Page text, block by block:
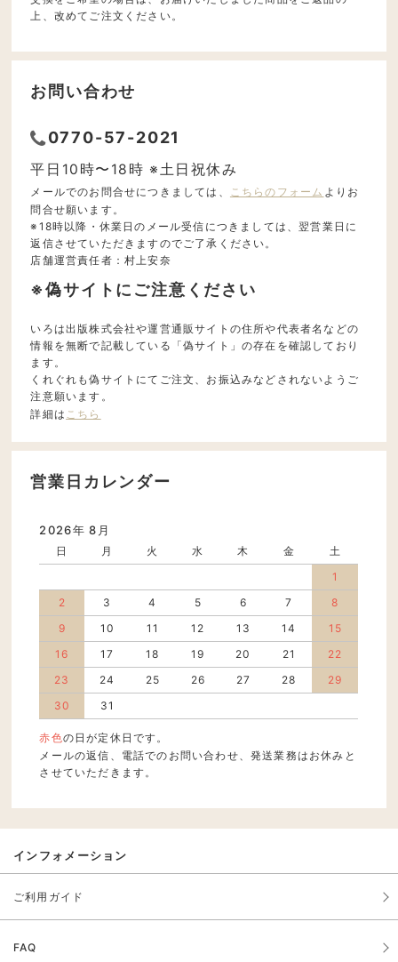
上、改めてご注文ください。
お問い合わせ
0770-57-2021
平日10時〜18時 ※土日祝休み
メールでのお問合せにつきましては、 こちらのフォーム よりお
問合せ願います。
※18時以降・休業日のメール受信につきましては、翌営業日に
返信させていただきますのでご了承ください。
店舗運営責任者：村上安奈
※偽サイトにご注意ください
いろは出版株式会社や運営通販サイトの住所や代表者名などの
情報を無断で記載している「偽サイト」の存在を確認しており
ます。
くれぐれも偽サイトにてご注文、お振込みなどされないようご
注意願います。
詳細は こちら
営業日カレンダー
2026年 8月
日 月 火 水 木 金
土
1
2
3 4 5 6 7
8
9
10 11 12 13 14
15
16
17 18 19 20 21
22
23
24 25 26 27 28
29
30
31
赤色の日が定休日です。
メールの返信、電話でのお問い合わせ、発送業務はお休みと
させていただきます。
インフォメーション
ご利用ガイド
FAQ